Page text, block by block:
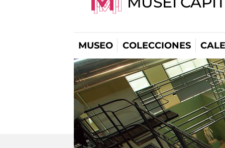
MUSEO COLECCIONES